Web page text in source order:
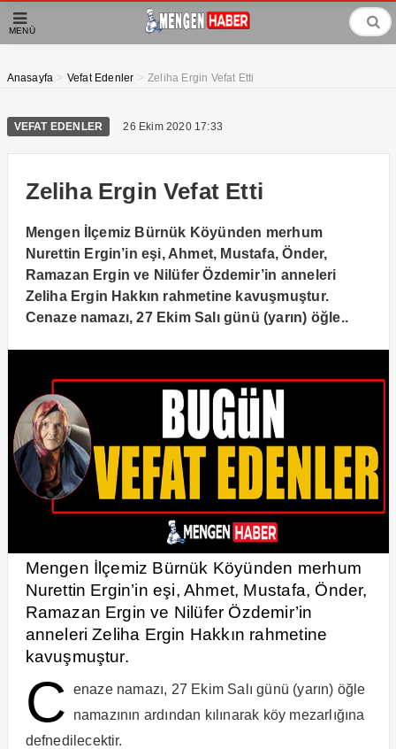
MENÜ
Anasayfa > Vefat Edenler > Zeliha Ergin Vefat Etti
VEFAT EDENLER 26 Ekim 2020 17:33
Zeliha Ergin Vefat Etti
Mengen İlçemiz Bürnük Köyünden merhum
Nurettin Ergin’in eşi, Ahmet, Mustafa, Önder,
Ramazan Ergin ve Nilüfer Özdemir’in anneleri
Zeliha Ergin Hakkın rahmetine kavuşmuştur.
Cenaze namazı, 27 Ekim Salı günü (yarın) öğle..
Mengen İlçemiz Bürnük Köyünden merhum
Nurettin Ergin’in eşi, Ahmet, Mustafa, Önder,
Ramazan Ergin ve Nilüfer Özdemir’in
anneleri Zeliha Ergin Hakkın rahmetine
kavuşmuştur.
C enaze namazı, 27 Ekim Salı günü (yarın) öğle
namazının ardından kılınarak köy mezarlığına
defnedilecektir.